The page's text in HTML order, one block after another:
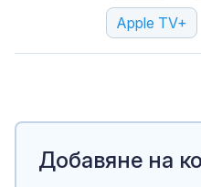
Apple TV+
Добавяне на